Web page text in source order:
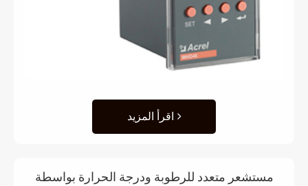
اقرأ المزيد
مستشعر متعدد للرطوبة ودرجة الحرارة بواسطة